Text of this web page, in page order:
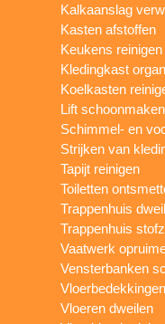
Kalkaanslag
Kasten afstoffen
Keukens reinigen
Kledingkast
Koelkasten
Lift schoonmaken
Schimmel- en
Strijken van
Tapijt reinigen
Toiletten
Trappenhuis
Trappenhuis
Vaatwerk
Vensterbanken
Vloeren dweilen